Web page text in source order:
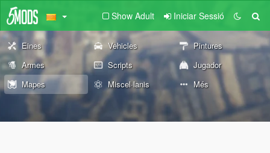
Show Adult Iniciar Sessió
Eines Vehicles
Pintures
Armes
Scripts
Jugador
Mapes
Miscel·lanis Més